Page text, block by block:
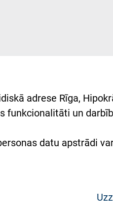
adrese Rīga,
funkcionalitāti un
datu apstrādi